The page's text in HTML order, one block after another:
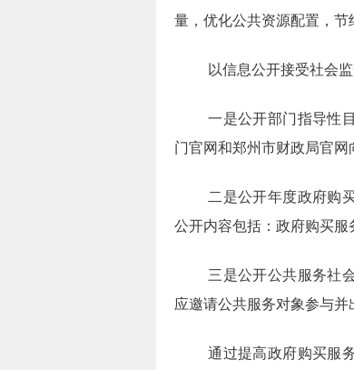
量，优化公共资源配置，节
以信息公开接受社会
一是公开部门指导性
门官网和郑州市财政局官网
二是公开年度政府购
公开内容包括：政府购买服
三是公开公共服务社
应邀请公共服务对象参与并
通过提高政府购买服